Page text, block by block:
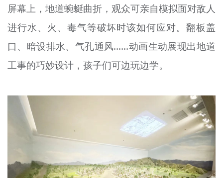
屏幕上，地道蜿蜒曲折，观众可亲自模拟面对敌人
进行水、火、毒气等破坏时该如何应对。翻板盖
口、暗设排水、气孔通风……动画生动展现出地道
工事的巧妙设计，孩子们可边玩边学。